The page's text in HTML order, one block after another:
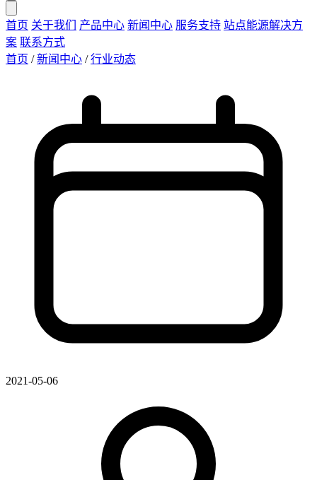
首页 关于我们 产品中心 新闻中心 服务支持 站点能源解决方
案 联系方式
首页 / 新闻中心 / 行业动态
2021-05-06